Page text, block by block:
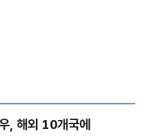
, 해외 10개국에